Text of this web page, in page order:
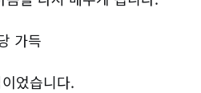
가득
었습니다.